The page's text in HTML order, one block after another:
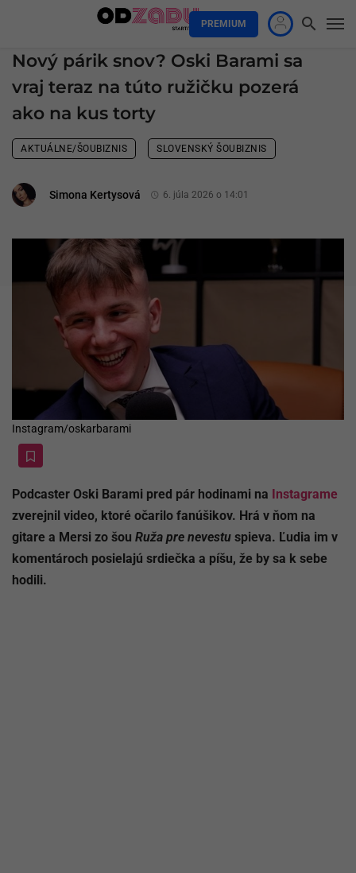
PREMIUM
Nový párik snov? Oski Barami sa
vraj teraz na túto ružičku pozerá
ako na kus torty
AKTUÁLNE/ŠOUBIZNIS SLOVENSKÝ ŠOUBIZNIS
Simona Kertysová 6. júla 2026 o 14:01
Instagram/oskarbarami
Podcaster Oski Barami pred pár hodinami na Instagrame
zverejnil video, ktoré očarilo fanúšikov. Hrá v ňom na
gitare a Mersi zo šou Ruža pre nevestu spieva. Ľudia im v
komentároch posielajú srdiečka a píšu, že by sa k sebe
hodili.